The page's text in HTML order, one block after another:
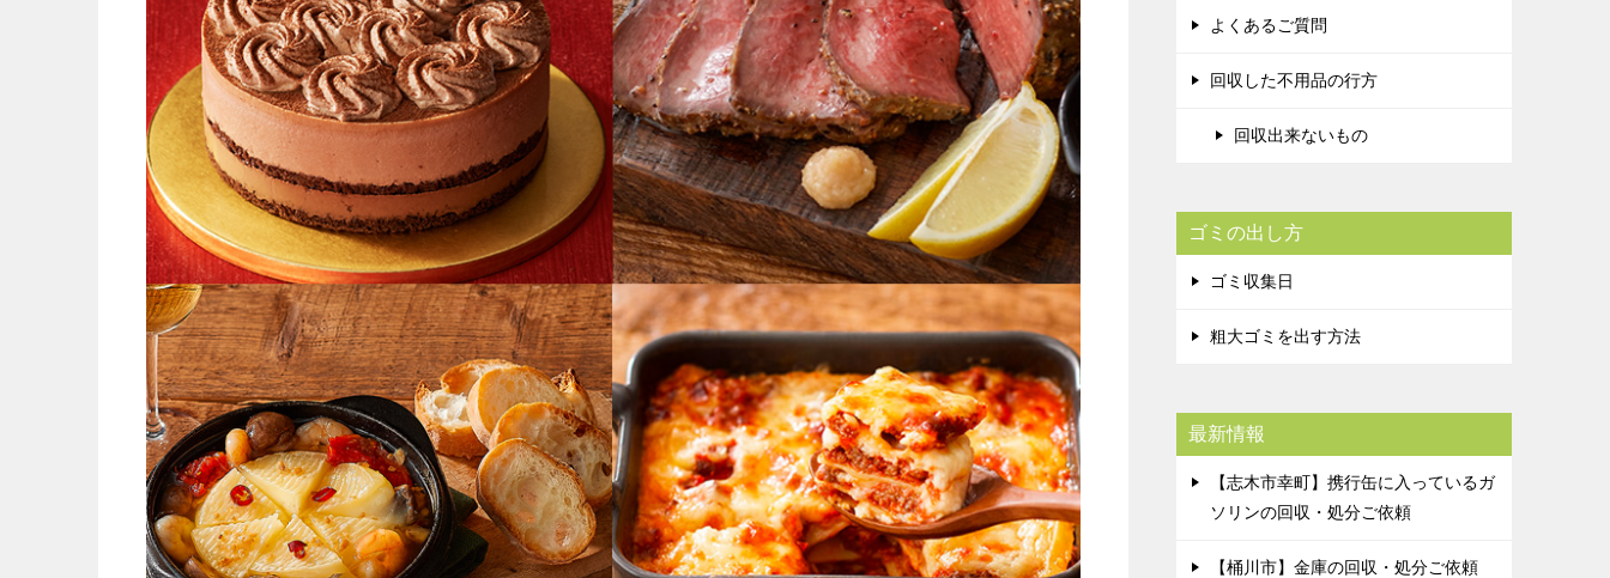
よくあるご質問
回収した不用品の行方
回収出来ないもの
ゴミの出し方
ゴミ収集日
粗大ゴミを出す方法
最新情報
【志木市幸町】携行缶に入っているガ
ソリンの回収・処分ご依頼
【桶川市】金庫の回収・処分ご依頼